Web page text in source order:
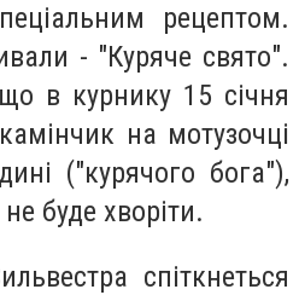
рецептом.
- "Куряче свято".
в курнику 15 січня
на мотузочці
("курячого бога"),
буде хворіти.
спіткнеться